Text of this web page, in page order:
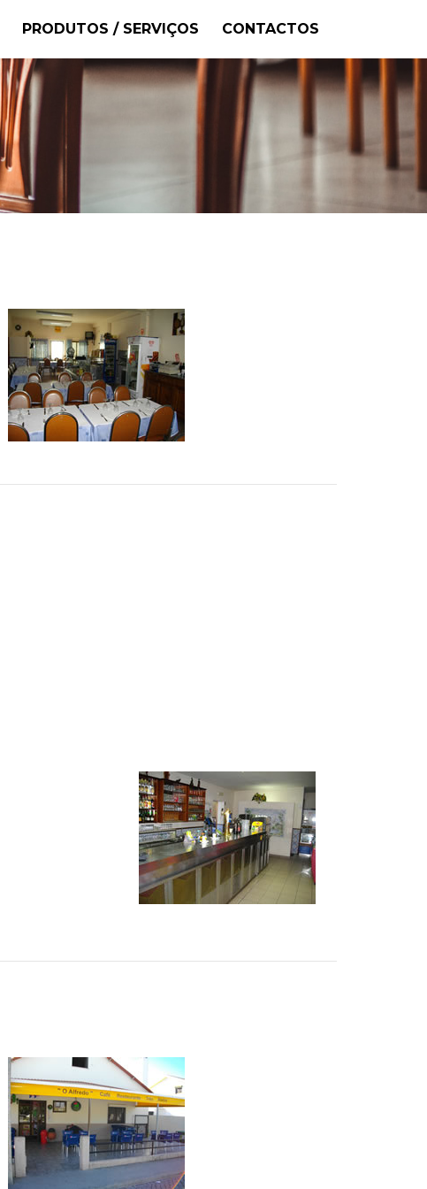
PRODUTOS / SERVIÇOS CONTACTOS